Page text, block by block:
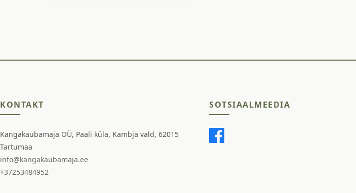
KONTAKT
Kangakaubamaja OÜ, Paali küla, Kambja vald, 62015
Tartumaa
info@kangakaubamaja.ee
+37253484952
SOTSIAALMEEDIA